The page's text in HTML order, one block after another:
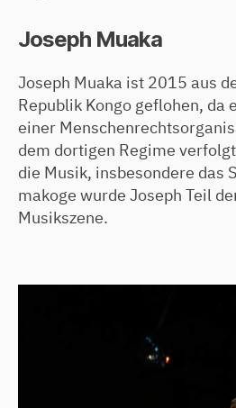
Joseph Muaka
Joseph Muaka ist 2015 aus
Republik Kongo geflohen, da
einer
dem dortigen Regime
die Musik, insbesondere das
makoge wurde Joseph Teil
Musikszene.